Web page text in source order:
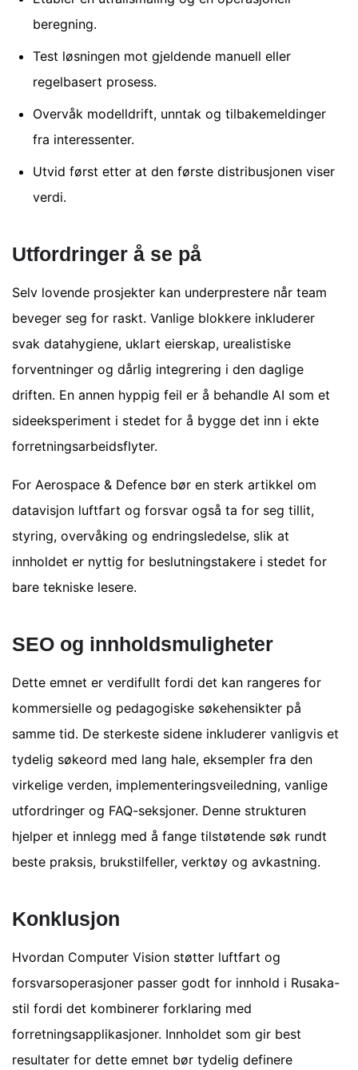
beregning.
Test løsningen mot gjeldende manuell eller
regelbasert prosess.
Overvåk modelldrift, unntak og tilbakemeldinger
fra interessenter.
Utvid først etter at den første distribusjonen viser
verdi.
Utfordringer å se på
Selv lovende prosjekter kan underprestere når team
beveger seg for raskt. Vanlige blokkere inkluderer
svak datahygiene, uklart eierskap, urealistiske
forventninger og dårlig integrering i den daglige
driften. En annen hyppig feil er å behandle AI som et
sideeksperiment i stedet for å bygge det inn i ekte
forretningsarbeidsflyter.
For Aerospace & Defence bør en sterk artikkel om
datavisjon luftfart og forsvar også ta for seg tillit,
styring, overvåking og endringsledelse, slik at
innholdet er nyttig for beslutningstakere i stedet for
bare tekniske lesere.
SEO og innholdsmuligheter
Dette emnet er verdifullt fordi det kan rangeres for
kommersielle og pedagogiske søkehensikter på
samme tid. De sterkeste sidene inkluderer vanligvis et
tydelig søkeord med lang hale, eksempler fra den
virkelige verden, implementeringsveiledning, vanlige
utfordringer og FAQ-seksjoner. Denne strukturen
hjelper et innlegg med å fange tilstøtende søk rundt
beste praksis, brukstilfeller, verktøy og avkastning.
Konklusjon
Hvordan Computer Vision støtter luftfart og
forsvarsoperasjoner passer godt for innhold i Rusaka-
stil fordi det kombinerer forklaring med
forretningsapplikasjoner. Innholdet som gir best
resultater for dette emnet bør tydelig definere